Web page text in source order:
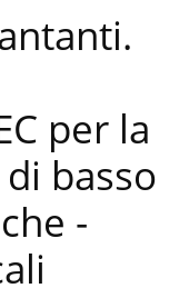
per la
basso
-